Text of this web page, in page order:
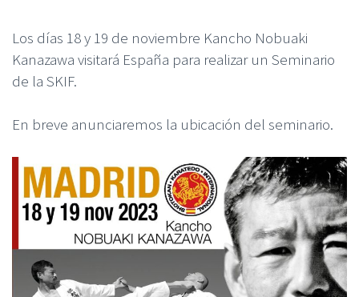
Los días 18 y 19 de noviembre Kancho Nobuaki
Kanazawa visitará España para realizar un Seminario
de la SKIF.
En breve anunciaremos la ubicación del seminario.